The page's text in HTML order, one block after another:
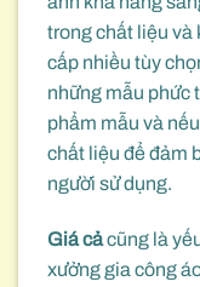
trong chất liệu và
cấp nhiều tùy
những mẫu phức
phẩm mẫu và
chất liệu để đảm
người sử dụng.
Giá cảcũng là
xưởng gia công